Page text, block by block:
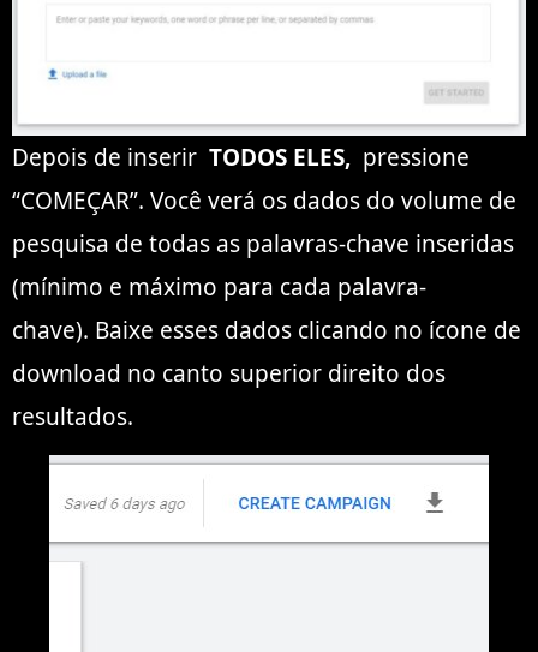
Depois de inserir TODOS ELES, pressione
“COMEÇAR”. Você verá os dados do volume de
pesquisa de todas as palavras-chave inseridas
(mínimo e máximo para cada palavra-
chave). Baixe esses dados clicando no ícone de
download no canto superior direito dos
resultados.